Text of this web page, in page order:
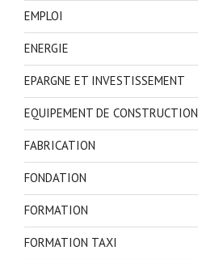
EMPLOI
ENERGIE
EPARGNE ET INVESTISSEMENT
EQUIPEMENT DE CONSTRUCTION
FABRICATION
FONDATION
FORMATION
FORMATION TAXI